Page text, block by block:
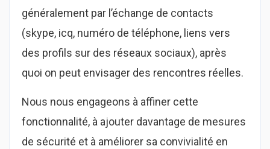
généralement par l’échange de contacts
(skype, icq, numéro de téléphone, liens vers
des profils sur des réseaux sociaux), après
quoi on peut envisager des rencontres réelles.
Nous nous engageons à affiner cette
fonctionnalité, à ajouter davantage de mesures
de sécurité et à améliorer sa convivialité en